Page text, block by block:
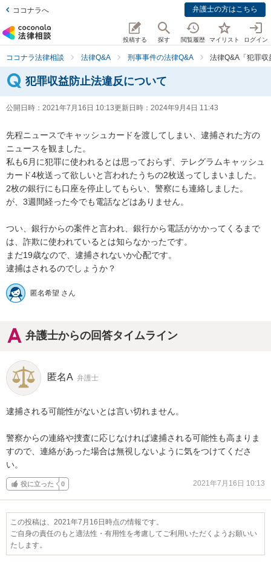
ココナラへ 弁護士の方はこちら
投稿する 探す 閲覧履歴 マイリスト ログイン
ココナラ法律相談 法律Q&A 刑事事件の法律Q&A 法律Q&A「犯罪
犯罪収益防止法違反について
公開日時： 2021年7月16日 10:13更新日時： 2024年9月4日 11:43
先程ニュースでキャッシュカードを渡してしまい、逮捕された方の
ニュースを観ました。
私も6月に犯罪に使われるとは思っておらず、テレグラムキャッシュ
カード4枚送って欲しいと言われたうちの2枚送ってしまいました。
2枚の銀行にも口座を停止してもらい、警察にも連絡しました。
が、3週間経った今でも電話などはありません。
つい、銀行からの案件と言われ、銀行から電話がかかってくるまで
は、詐欺に使われているとは知らなかったです。
まだ19歳なので、逮捕されないか心配です。
逮捕はされるのでしょうか？
匿名希望 さん
弁護士からの回答タイムライン
匿名A 弁護士
逮捕される可能性がないとは言い切れません。
警察からの連絡や捜査に応じなければ逮捕される可能性も高まりま
すので、連絡があった場合は無視しないように気をつけてくださ
い。
役に立った 0 2021年7月16日 10:13
この投稿は、2021年7月16日時点の情報です。
ご自身の責任のもと適法性・有用性を考慮してご利用いただくようお願いい
たします。